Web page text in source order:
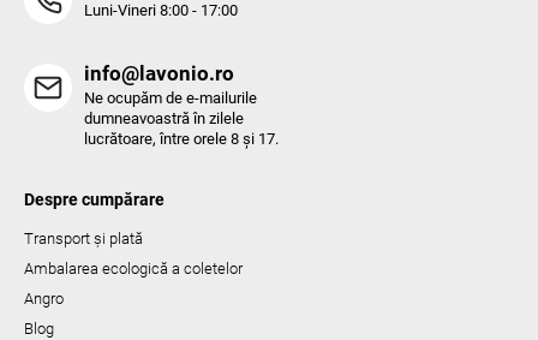
Luni-Vineri 8:00 - 17:00
info@lavonio.ro
Ne ocupăm de e-mailurile
dumneavoastră în zilele
lucrătoare, între orele 8 și 17.
Despre cumpărare
Transport și plată
Ambalarea ecologică a coletelor
Angro
Blog